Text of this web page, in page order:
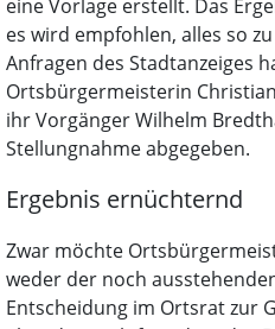
eine Vorlage erstellt. Das
es wird empfohlen, alles so
Anfragen des Stadtanzeiges
Ortsbürgermeisterin
ihr Vorgänger Wilhelm
Stellungnahme abgegeben.
Ergebnis ernüchternd
Zwar möchte
weder der noch
Entscheidung im Ortsrat zur